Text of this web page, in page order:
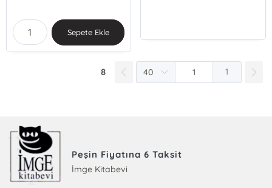
Sepete Ekle
8 1
Peşin Fiyatına 6 Taksit
İmge Kitabevi